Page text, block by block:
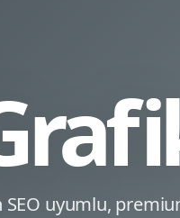
Kurumsal
Ofis Ici Gorsel
Kurumsal
uyumlu,